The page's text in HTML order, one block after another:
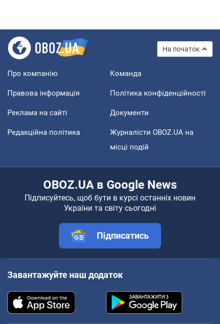
На початок
Про компанію Команда
Правова інформація Політика конфіденційності
Реклама на сайті Документи
Редакційна політика
Журналісти OBOZ.UA на
місці подій
OBOZ.UA в Google News
Підписуйтесь, щоб бути в курсі останніх новин
України та світу сьогодні
Підписатись
Завантажуйте наш додаток